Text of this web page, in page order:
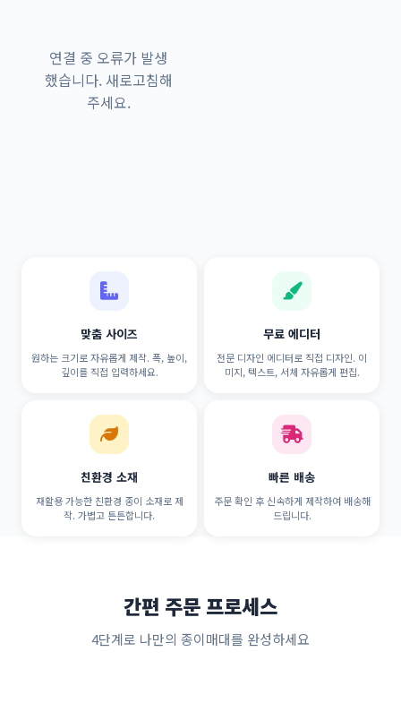
연결 중 오류가 발생
했습니다. 새로고침해
주세요.
맞춤 사이즈
원하는 크기로 자유롭게 제작. 폭, 높이,
깊이를 직접 입력하세요.
무료 에디터
전문 디자인 에디터로 직접 디자인. 이
미지, 텍스트, 서체 자유롭게 편집.
친환경 소재
재활용 가능한 친환경 종이 소재로 제
작. 가볍고 튼튼합니다.
빠른 배송
주문 확인 후 신속하게 제작하여 배송해
드립니다.
간편 주문 프로세스
4단계로 나만의 종이매대를 완성하세요